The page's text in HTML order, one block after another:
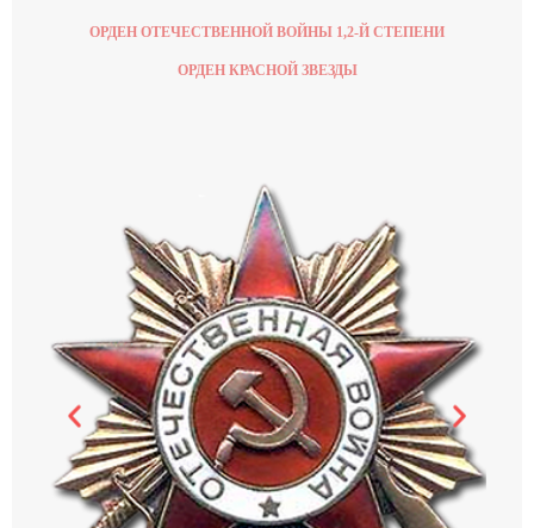
ОРДЕН ОТЕЧЕСТВЕННОЙ ВОЙНЫ 1,2-Й СТЕПЕНИ
ОРДЕН КРАСНОЙ ЗВЕЗДЫ